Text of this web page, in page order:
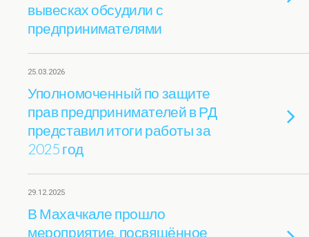
вывесках обсудили с
предпринимателями
25.03.2026
Уполномоченный по защите
прав предпринимателей в РД
представил итоги работы за
2025 год
29.12.2025
В Махачкале прошло
мероприятие, посвящённое